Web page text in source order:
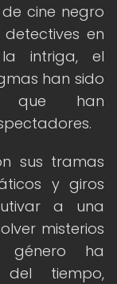
cine negro
en
intriga, el
han sido
que han
sus tramas
y giros
a una
misterios
género ha
tiempo,